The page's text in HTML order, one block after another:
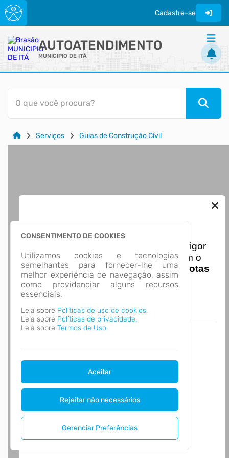
Cadastre-se
AUTOATENDIMENTO
MUNICIPIO DE ITÁ
ACESSO RÁPIDO
Acessibilidade
Transparência
O que você procura?
Serviços Guias de Construção Cívil
CONSENTIMENTO DE COOKIES
Utilizamos cookies e tecnologias
semelhantes para fornecer-lhe uma
melhor experiência de navegação, assim
como providenciar alguns recursos
essenciais.
Leia sobre Políticas de uso de cookies.
Leia sobre Políticas de privacidade.
Leia sobre Termos de Uso.
Aceitar
Rejeitar não necessários
Gerenciar Preferências
entra em vigor
a obrigatoriedade de integração com o
Ambiente de Dados Nacional das
Notas
de Serviço Eletrônicascom isso
entraram em vigor
novas regras,
Autoatendimento - MUNICIPIO DE ITÁ